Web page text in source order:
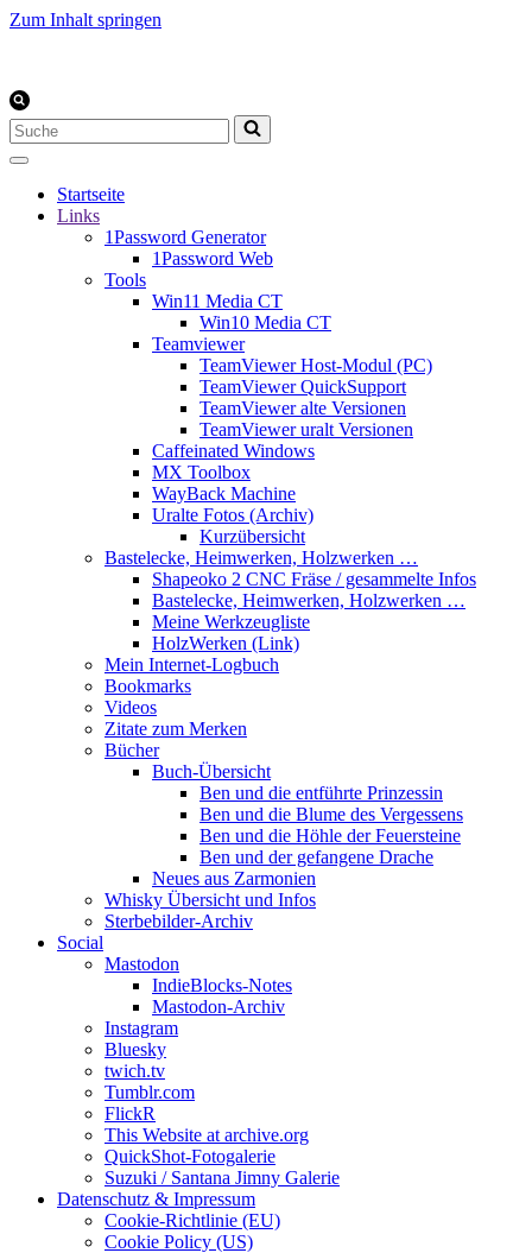
Zum Inhalt springen
Suchen
nach …
Startseite
Links
1Password Generator
1Password Web
Tools
Win11 Media CT
Win10 Media CT
Teamviewer
TeamViewer Host-Modul (PC)
TeamViewer QuickSupport
TeamViewer alte Versionen
TeamViewer uralt Versionen
Caffeinated Windows
MX Toolbox
WayBack Machine
Uralte Fotos (Archiv)
Kurzübersicht
Bastelecke, Heimwerken, Holzwerken …
Shapeoko 2 CNC Fräse / gesammelte Infos
Bastelecke, Heimwerken, Holzwerken …
Meine Werkzeugliste
HolzWerken (Link)
Mein Internet-Logbuch
Bookmarks
Videos
Zitate zum Merken
Bücher
Buch-Übersicht
Ben und die entführte Prinzessin
Ben und die Blume des Vergessens
Ben und die Höhle der Feuersteine
Ben und der gefangene Drache
Neues aus Zarmonien
Whisky Übersicht und Infos
Sterbebilder-Archiv
Social
Mastodon
IndieBlocks-Notes
Mastodon-Archiv
Instagram
Bluesky
twich.tv
Tumblr.com
FlickR
This Website at archive.org
QuickShot-Fotogalerie
Suzuki / Santana Jimny Galerie
Datenschutz & Impressum
Cookie-Richtlinie (EU)
Cookie Policy (US)